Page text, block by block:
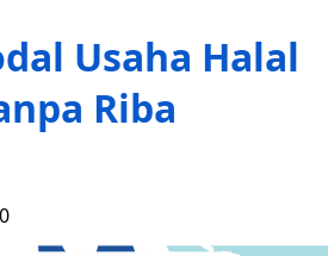
Usaha Halal
Riba